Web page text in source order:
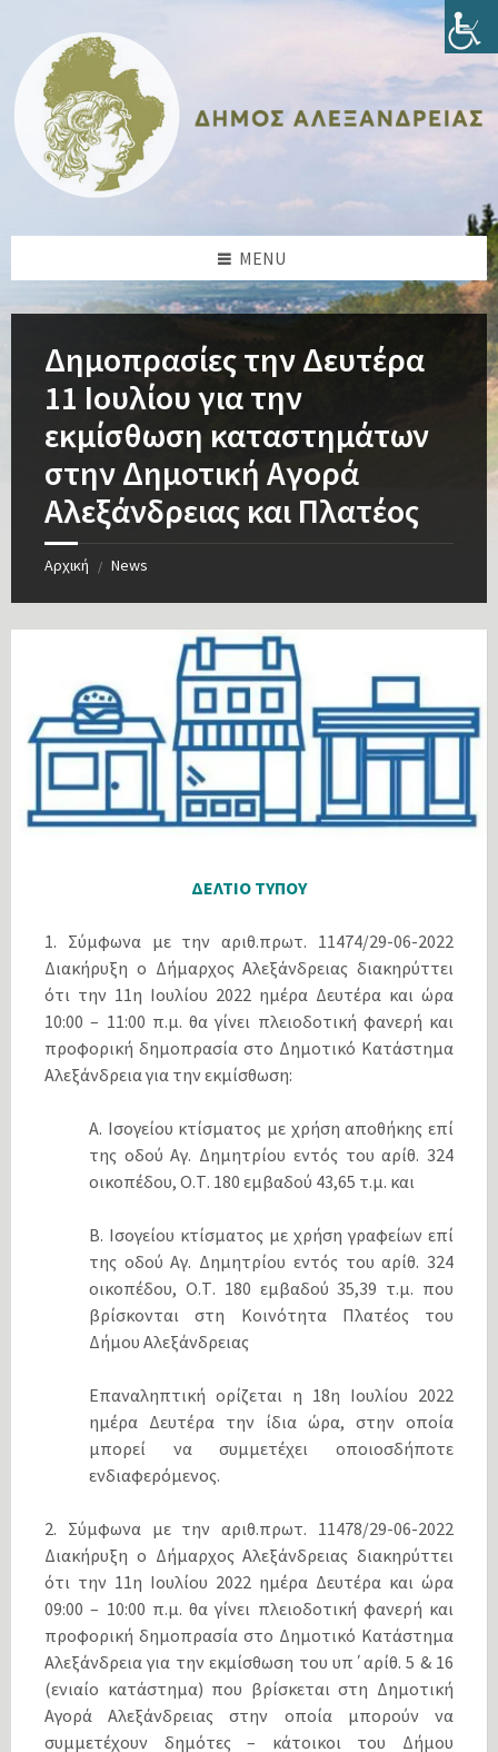
content
sidebar
sidebar
footer
MENU
Δημοπρασίες την Δευτέρα
11 Ιουλίου για την
εκμίσθωση καταστημάτων
στην Δημοτική Αγορά
Αλεξάνδρειας και Πλατέος
Αρχική / News
ΔΕΛΤΙΟ ΤΥΠΟΥ
1. Σύμφωνα με την αριθ.πρωτ. 11474/29-06-2022
Διακήρυξη ο Δήμαρχος Αλεξάνδρειας διακηρύττει
ότι την 11η Ιουλίου 2022 ημέρα Δευτέρα και ώρα
10:00 – 11:00 π.μ. θα γίνει πλειοδοτική φανερή και
προφορική δημοπρασία στο Δημοτικό Κατάστημα
Αλεξάνδρεια για την εκμίσθωση:
Α. Ισογείου κτίσματος με χρήση αποθήκης επί
της οδού Αγ. Δημητρίου εντός του αρίθ. 324
οικοπέδου, Ο.Τ. 180 εμβαδού 43,65 τ.μ. και
Β. Ισογείου κτίσματος με χρήση γραφείων επί
της οδού Αγ. Δημητρίου εντός του αρίθ. 324
οικοπέδου, Ο.Τ. 180 εμβαδού 35,39 τ.μ. που
βρίσκονται στη Κοινότητα Πλατέος του
Δήμου Αλεξάνδρειας
Επαναληπτική ορίζεται η 18η Ιουλίου 2022
ημέρα Δευτέρα την ίδια ώρα, στην οποία
μπορεί να συμμετέχει οποιοσδήποτε
ενδιαφερόμενος.
2. Σύμφωνα με την αριθ.πρωτ. 11478/29-06-2022
Διακήρυξη ο Δήμαρχος Αλεξάνδρειας διακηρύττει
ότι την 11η Ιουλίου 2022 ημέρα Δευτέρα και ώρα
09:00 – 10:00 π.μ. θα γίνει πλειοδοτική φανερή και
προφορική δημοπρασία στο Δημοτικό Κατάστημα
Αλεξάνδρεια για την εκμίσθωση του υπ΄αρίθ. 5 & 16
(ενιαίο κατάστημα) που βρίσκεται στη Δημοτική
Αγορά Αλεξάνδρειας στην οποία μπορούν να
συμμετέχουν δημότες – κάτοικοι του Δήμου